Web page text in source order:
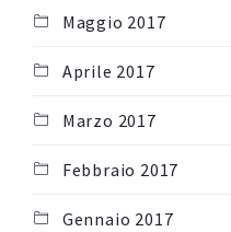
Maggio 2017
Aprile 2017
Marzo 2017
Febbraio 2017
Gennaio 2017